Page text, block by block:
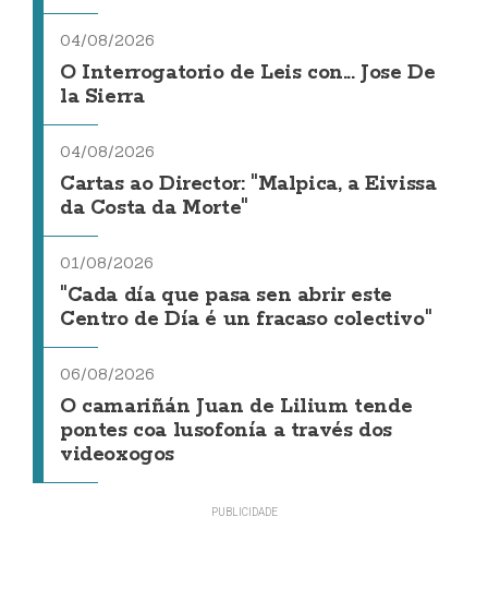
04/08/2026
O Interrogatorio de Leis con... Jose De
la Sierra
04/08/2026
Cartas ao Director: "Malpica, a Eivissa
da Costa da Morte"
01/08/2026
"Cada día que pasa sen abrir este
Centro de Día é un fracaso colectivo"
06/08/2026
O camariñán Juan de Lilium tende
pontes coa lusofonía a través dos
videoxogos